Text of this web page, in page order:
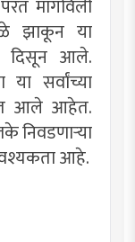
मागविली
झाकून या
दिसून आले.
सर्वांच्या
आले आहेत.
निवडणार्‍या
आहे.